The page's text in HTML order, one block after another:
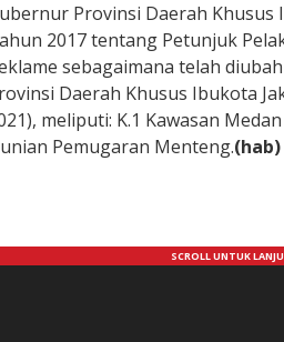
Provinsi Daerah Khusus
2017 tentang Petunjuk
sebagaimana telah
Daerah Khusus Ibukota
meliputi: K.1 Kawasan
Pemugaran Menteng.(hab)